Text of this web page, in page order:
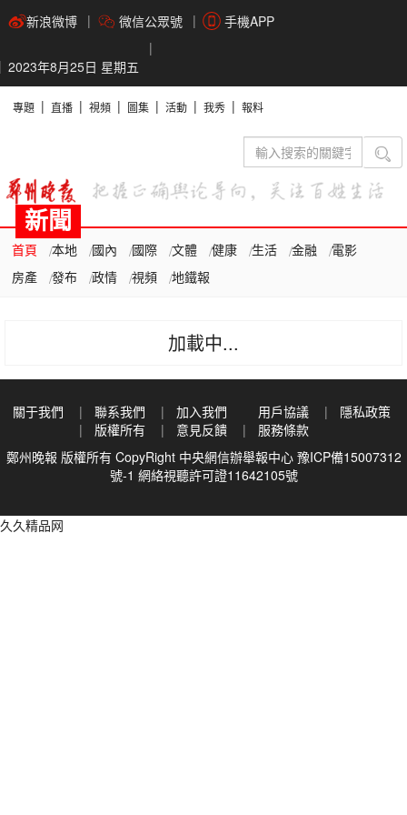
新浪微博 微信公眾號 手機APP
2023年8月25日 星期五
專題 直播 視頻 圖集 活動 我秀 報料
新聞
首頁 本地 國內 國際 文體 健康 生活 金融
電影
房產
發布 政情 視頻 地鐵報
加載中...
關于我們 聯系我們 加入我們 用戶協議
隱私政策
版權所有
意見反饋
服務條款
鄭州晚報 版權所有 CopyRight 中央網信辦舉報中心 豫ICP備15007312
號-1 網絡視聽許可證11642105號
久久精品网